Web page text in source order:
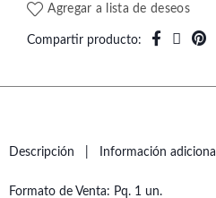
Agregar a lista de deseos
Compartir producto
Descripción Información adicional
Formato de Venta: Pq. 1 un.